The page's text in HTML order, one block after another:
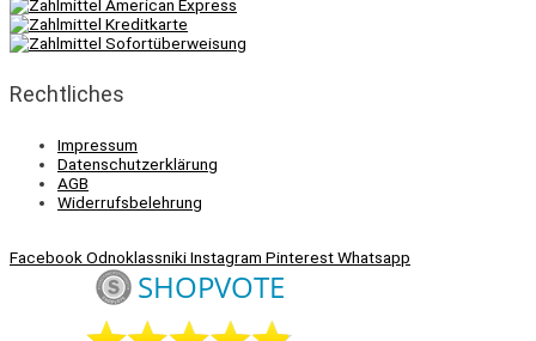
Rechtliches
Impressum
Datenschutzerklärung
AGB
Widerrufsbelehrung
FacebookOdnoklassnikiInstagram PinterestWhatsapp